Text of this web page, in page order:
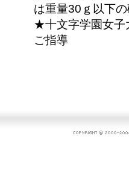
は重量30ｇ以下
★十文字学園女子
ご指導